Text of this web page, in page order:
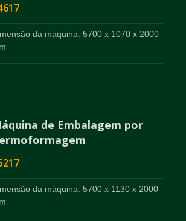
da máquina: 5700 x 1070 x 2000
de Embalagem por
da máquina: 5700 x 1130 x 2000